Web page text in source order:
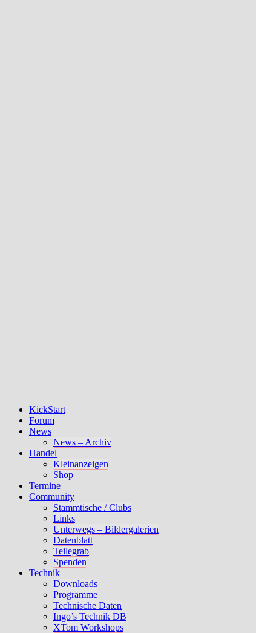
KickStart
Forum
News
News – Archiv
Handel
Kleinanzeigen
Shop
Termine
Community
Stammtische / Clubs
Links
Unterwegs – Bildergalerien
Datenblatt
Teilegrab
Spenden
Technik
Downloads
Programme
Technische Daten
Ingo’s Technik DB
XTom Workshops